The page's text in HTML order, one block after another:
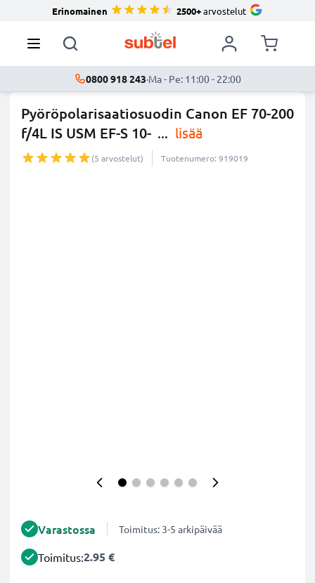
Erinomainen 2500+arvostelut
0800 918 243·Ma - Pe: 11:00 - 22:00
Pyöröpolarisaatiosuodin Canon EF 70-200
f/4L IS USM EF-S 10- ... lisää
(5 arvostelut) Tuotenumero: 919019
Varastossa Toimitus: 3-5 arkipäivää
Toimitus:2.95 €